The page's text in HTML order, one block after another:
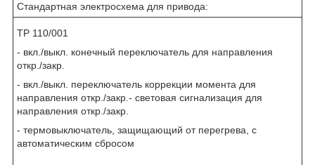
Стандартная электросхема для привода:
ТР 110/001
- вкл./выкл. конечный переключатель для направления
откр./закр.
- вкл./выкл. переключатель коррекции момента для
направления откр./закр.- световая сигнализация для
направления откр./закр.
- термовыключатель, защищающий от перегрева, с
автоматическим сбросом